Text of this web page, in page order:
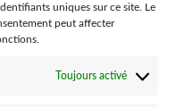
uniques sur ce site. Le
peut affecter
Toujours activé